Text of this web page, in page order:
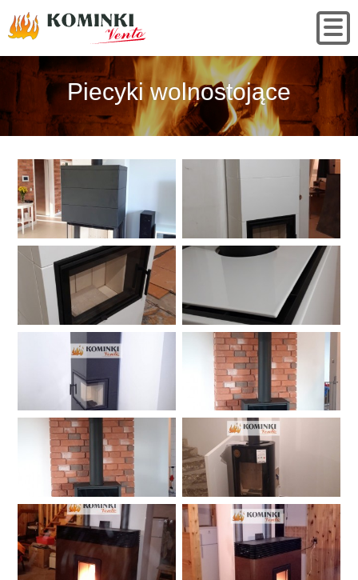
Piecyki wolnostojące